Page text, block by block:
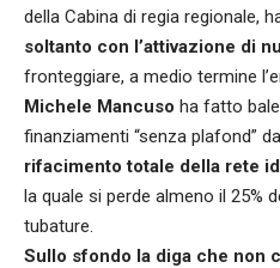
della Cabina di regia regionale,
soltanto con l’attivazione di
fronteggiare, a medio termine
Michele Mancuso ha fatto
finanziamenti “senza plafond”
rifacimento totale della rete
la quale si perde almeno il 25%
tubature.
Sullo sfondo la diga che non